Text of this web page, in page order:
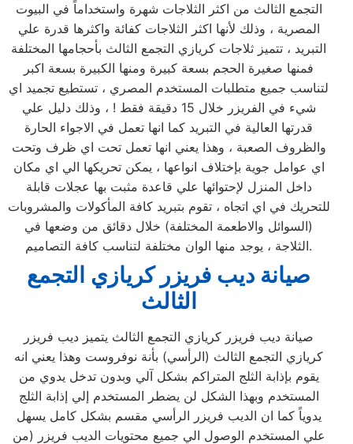
التجمع الثالث من اكثر الثلاجات شهرة واستخداماً في البيوت
المصرية ، وذلك لأنها اكثر الثلاجات كفائة واكثرها قدرة علي
التبريد ، تتميز ثلاجات كريازي التجمع الثالث بأحجامها المختلفة
فمنها صغيرة الحجم بسعة كبيرة ومنها الكبيرة بسعة اكبر
لتناسب جميع متطلبات المستخدم المصري ، تستطيع تجميد اي
شيء في الفريزر خلال 15 دقيقة فقط ! ، وذلك دليل علي
قدرتها العالية في التبريد كما انها تعمل في الاجواء الحارة
والظروف الصعبة ، وهذا يعني انها تعمل تحت اي ظرف وتحت
اي عوامل جوية بإختلاف انواعها ، يمكن تحريكها الي اي مكان
داخل المنزل لإحتوائها علي قاعدة مثبت بها عجلات قابلة
للتحريك في اي اتجاه ، تقوم بتبريد كافة المأكولات والمشروبات
(السوائل والاطعمة المختلفة) خلال دقائق من وضعها في
الثلاجة ، يوجد منها الوان مختلفة لتناسب كافة التصاميم.
صيانة ديب فريزر كريازي التجمع
الثالث
صيانة ديب فريزر كريازي التجمع الثالث يتميز ديب فريزر
كريازي التجمع الثالث (الرأسي) بأنة نوفروست وهذا يعني انه
يقوم بإذابة الثلج المتراكم بشكل آلي وبدون تدخل يدوي من
المستخدم وبهذا الشكل لن يضطر المستخدم إلي إذابة الثلج
يدوياً كما ان الديب فريزر الرأسي مقسم بشكل كامل يسهل
علي المستخدم الوصول الي جميع محتويات الديب فريزر (من